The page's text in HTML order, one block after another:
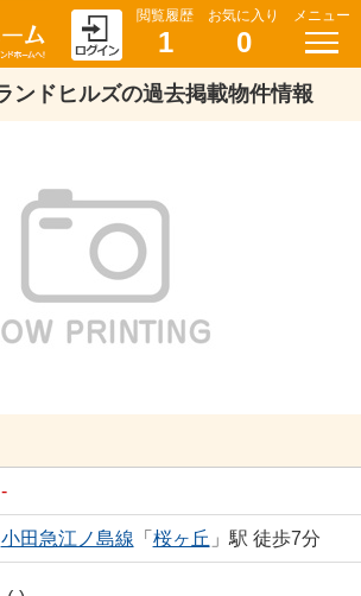
閲覧履歴
1
お気に入り
0
メニュー
ンドヒルズの過去掲載物件情報
-
小田急江ノ島線 「 桜ヶ丘 」駅 徒歩7分